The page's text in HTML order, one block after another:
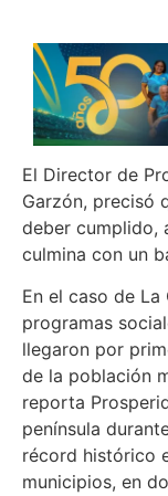
El Director de
Garzón, precisó
deber cumplido,
culmina con un
En el caso de
programas
llegaron por
de la población
reporta
península
récord histórico
municipios, en